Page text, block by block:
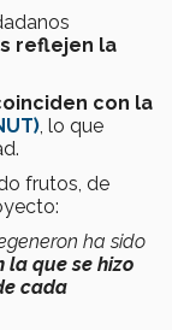
reflejen la
con la
, lo que
frutos, de
ha sido
que se hizo
cada